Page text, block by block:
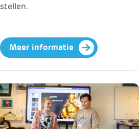
stellen.
Meer informatie